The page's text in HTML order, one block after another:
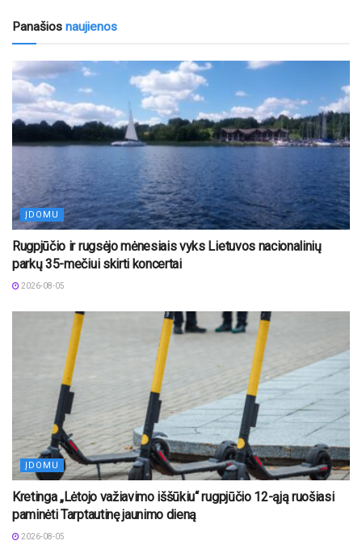
Panašios naujienos
ĮDOMU
Rugpjūčio ir rugsėjo mėnesiais vyks Lietuvos nacionalinių
parkų 35-mečiui skirti koncertai
2026-08-05
ĮDOMU
Kretinga „Lėtojo važiavimo iššūkiu“ rugpjūčio 12-ąją ruošiasi
paminėti Tarptautinę jaunimo dieną
2026-08-05